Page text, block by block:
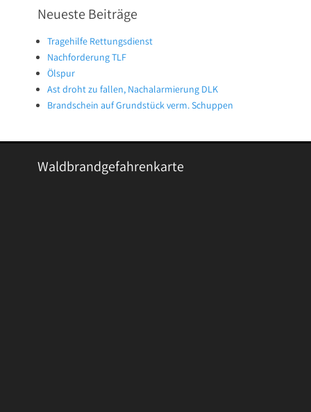
Neueste Beiträge
Tragehilfe Rettungsdienst
Nachforderung TLF
Ölspur
Ast droht zu fallen, Nachalarmierung DLK
Brandschein auf Grundstück verm. Schuppen
Waldbrandgefahrenkarte